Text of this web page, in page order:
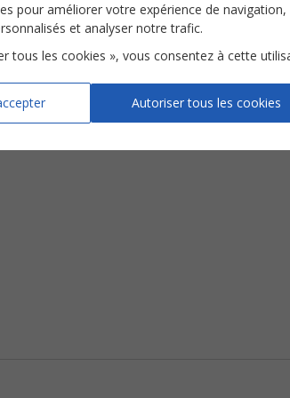
pour améliorer votre expérience de navigation,
et analyser notre trafic.
tous les cookies », vous consentez à cette
Autoriser tous les cookies